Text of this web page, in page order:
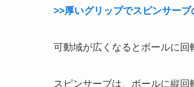
>>厚いグリップでスピンサーブ
可動域が広くなるとボールに回
スピンサーブは、ボールに縦回